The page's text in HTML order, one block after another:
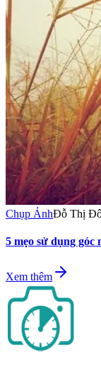
Chụp ẢnhĐỗ Thị
5 mẹo sử dụng góc
Xem thêm